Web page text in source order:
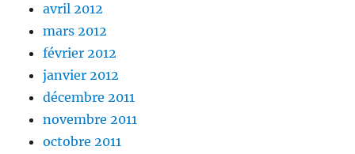
avril 2012
mars 2012
février 2012
janvier 2012
décembre 2011
novembre 2011
octobre 2011